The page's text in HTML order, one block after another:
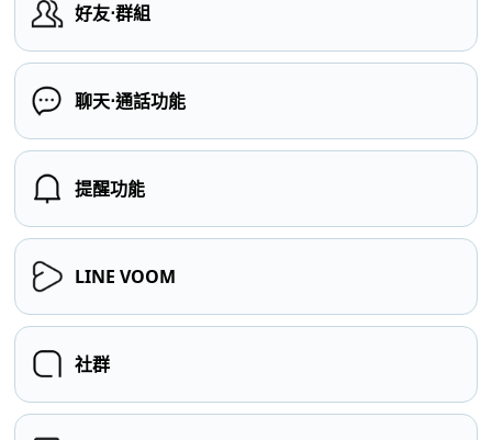
好友⋅群組
聊天⋅通話功能
提醒功能
LINE VOOM
社群